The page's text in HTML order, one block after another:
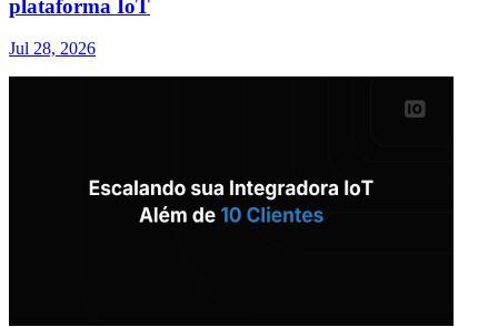
plataforma IoT
Jul 28, 2026